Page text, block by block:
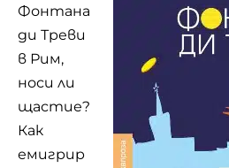
Фонтана
ди Треви
в Рим,
носи ли
щастие?
Как
емигрир